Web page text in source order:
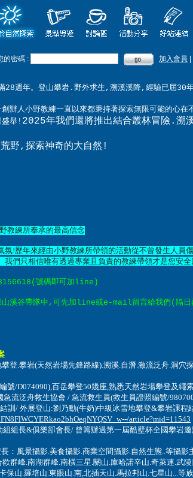
趟全台灣各地溯溪秘境探索之旅❤凡報名端午連
的密碼 : 加入會員
28週年。登山攀岩.野外求生,溯溪溪降,經驗已屆30
辦人小野教練一直以來都秉持著探索無限可能的心
盛舉! 2025年我們還將推出結合叢林冒險.
野,探索神奇的大自然!
教練所奉承的最高信念
氛!歷年來經由小野教練所帶領的活動從不曾發生人員
我們只相信唯有透過專業且負責的教練帶領才是您安全
號碼即可加line)
山溪谷帶隊中,可先加line或e-mail留言給我們(隔日
登.攀岩(天然岩場先鋒路線).溯溪.自潛.激流泛舟.洞穴探
號/D074090),百岳攀登50幾座,熟悉天然岩場攀登及繩
泛舟救生協會 / 急流救生員(救生員證照編號/
/ 外展登山:劉乃勳(牛奶)中級冰雪地攀登&攀岩課程
article?mid=11543
組長&俱樂部會長/ 曾籌辦過第一屆酷壁杯全國攀岩邀
：風景攝影.美食攝影.商業空間攝影.自然生態..等攝影
歡群峰.南湖群峰.南橫三星.關山.庫哈諾辛山.奇萊連.武
保山.羅培山.東眼山.南,北插天山.馬拉邦山.七星山...等